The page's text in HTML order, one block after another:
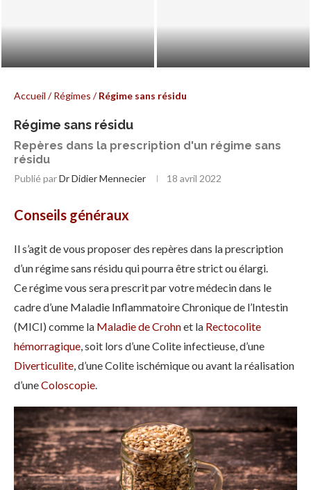
Régime Hyposodé Formation d’un diverticule
Accueil /Régimes /Régime sans résidu
Régime sans résidu
Repères dans la prescription d'un régime sans
résidu
Publié parDr Didier Mennecier 18 avril 2022
Conseils généraux
Il s’agit de vous proposer des repères dans la prescription
d’un régime sans résidu qui pourra être strict ou élargi.
Ce régime vous sera prescrit par votre médecin dans le
cadre d’une Maladie Inflammatoire Chronique de l’Intestin
(MICI) comme la Maladie de Crohnet la Rectocolite
hémorragique, soit lors d’une Colite infectieuse, d’une
Diverticulite, d’une Colite ischémique ou avant la réalisation
d’uneColoscopie.